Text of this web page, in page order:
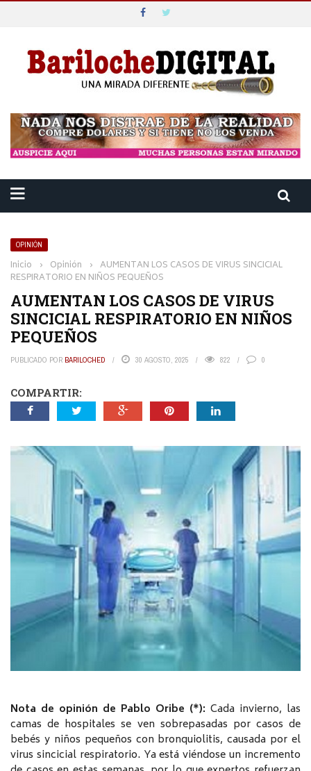
OPINIÓN
Inicio › Opinión › AUMENTAN LOS CASOS DE VIRUS SINCICIAL
RESPIRATORIO EN NIÑOS PEQUEÑOS
AUMENTAN LOS CASOS DE VIRUS
SINCICIAL RESPIRATORIO EN NIÑOS
PEQUEÑOS
PUBLICADO POR BARILOCHED 30 AGOSTO, 2025 822 0
COMPARTIR:
Nota de opinión de Pablo Oribe (*): Cada invierno, las
camas de hospitales se ven sobrepasadas por casos de
bebés y niños pequeños con bronquiolitis, causada por el
virus sincicial respiratorio. Ya está viéndose un incremento